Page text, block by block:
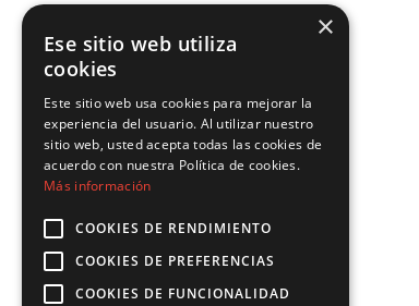
×
Ese sitio web utiliza
cookies
Este sitio web usa cookies para mejorar la
experiencia del usuario. Al utilizar nuestro
sitio web, usted acepta todas las cookies de
acuerdo con nuestra Política de cookies.
Más información
COOKIES DE RENDIMIENTO
COOKIES DE PREFERENCIAS
COOKIES DE FUNCIONALIDAD